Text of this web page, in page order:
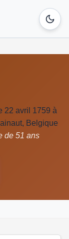
22 avril 1759 à
Belgique
de 51 ans